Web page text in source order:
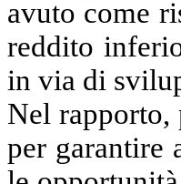
avuto come
reddito
in via di
Nel rapporto,
per garantire